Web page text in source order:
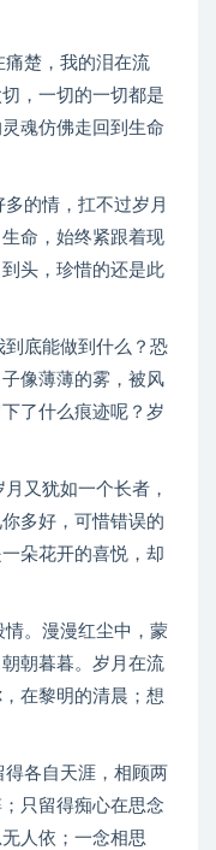
楚，我的泪在流
，一切的一切都是
魂仿佛走回到生命
的情，扛不过岁月
命，始终紧跟着现
头，珍惜的还是此
底能做到什么？恐
像薄薄的雾，被风
了什么痕迹呢？岁
又犹如一个长者，
多好，可惜错误的
朵花开的喜悦，却
。漫漫红尘中，蒙
朝暮暮。岁月在流
在黎明的清晨；想
各自天涯，相顾两
只留得痴心在思念
人依；一念相思